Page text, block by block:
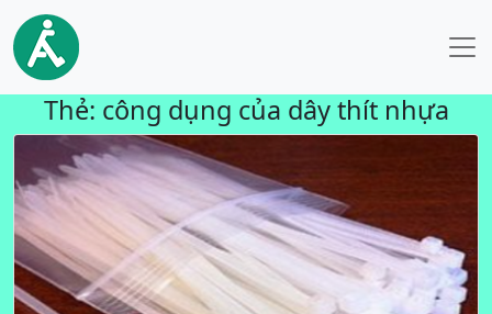
Thẻ: công dụng của dây thít nhựa